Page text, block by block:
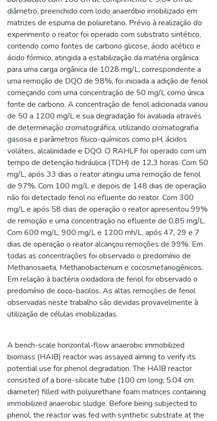
diâmetro, preenchido com lodo anaeróbio imobilizado em
matrizes de espuma de poliuretano. Prévio à realização do
experimento o reator foi operado com substrato sintético,
contendo como fontes de carbono glicose, ácido acético e
ácido fórmico, atingida a estabilização da matéria orgânica
para uma carga orgânica de 1028 mg/L, correspondente a
uma remoção de DQO de 98%, foi iniciada a adição de fenol
começando com uma concentração de 50 mg/L como única
fonte de carbono. A concentração de fenol adicionada variou
de 50 a 1200 mg/L e sua degradação foi avaliada através
de determinação cromatográfica, utilizando cromatografia
gasosa e parâmetros físico-químicos como pH, ácidos
voláteis, alcalinidade e DQO. O RAHLF foi operado com um
tempo de detenção hidráulica (TDH) de 12,3 horas. Com 50
mg/L, após 33 dias o reator atingiu uma remoção de fenol
de 97%. Com 100 mg/L e depois de 148 dias de operação
não foi detectado fenol no efluente do reator. Com 300
mg/L e após 58 dias de operação o reator apresentou 99%
de remoção e uma concentração no efluente de 0,85 mg/L.
Com 600 mg/L, 900 mg/L e 1200 mh/L, após 47, 29 e 7
dias de operação o reator alcançou remoções de 99%. Em
todas as concentrações foi observado o predomínio de
Methanosaeta, Methanobacterium e cocosmetanogênicos.
Em relação à bactéria oxidadora de fenol foi observado o
predomínio de coco-bacilos. As altas remoções de fenol
observadas neste trabalho são devidas provavelmente à
utilização de células imobilizadas.
A bench-scale horizontal-flow anaerobic immobilized
biomass (HAIB) reactor was assayed aiming to verify its
potential use for phenol degradation. The HAIB reactor
consisted of a bore-silicate tube (100 cm long; 5.04 cm
diameter) filled with polyurethane foam matrices containing
immobilized anaerobic sludge. Before being subjected to
phenol, the reactor was fed with synthetic substrate at the